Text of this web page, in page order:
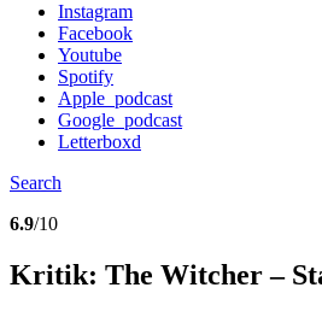
Instagram
Facebook
Youtube
Spotify
Apple_podcast
Google_podcast
Letterboxd
Search
6.9/10
Kritik: The Witcher –